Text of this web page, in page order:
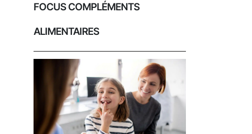
FOCUS COMPLÉMENTS
ALIMENTAIRES